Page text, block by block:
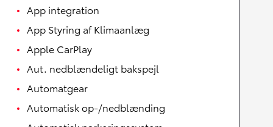
App integration
App Styring af Klimaanlæg
Apple CarPlay
Aut. nedblændeligt bakspejl
Automatgear
Automatisk op-/nedblænding